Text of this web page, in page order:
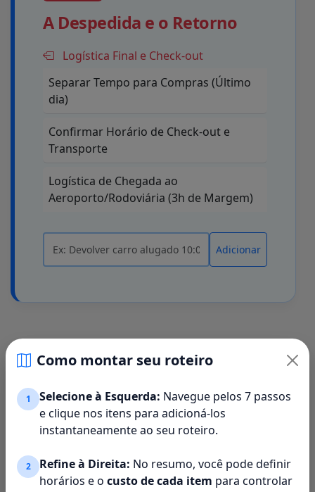
A Despedida e o Retorno
Logística Final e Check-out
Separar Tempo para Compras (Último
dia)
Confirmar Horário de Check-out e
Transporte
Logística de Chegada ao
Aeroporto/Rodoviária (3h de Margem)
Adicionar
Roteiro:[Sem Nome]
Dados do Roteiro
1.3 Nome: — 1.4 Contato: —
1.5 Chegada: — 1.6 Destino: —
Como montar seu roteiro
1 Selecione à Esquerda: Navegue pelos 7 passos
e clique nos itens para adicioná-los
instantaneamente ao seu roteiro.
2 Refine à Direita: No resumo, você pode definir
horários e o custo de cada item para controlar